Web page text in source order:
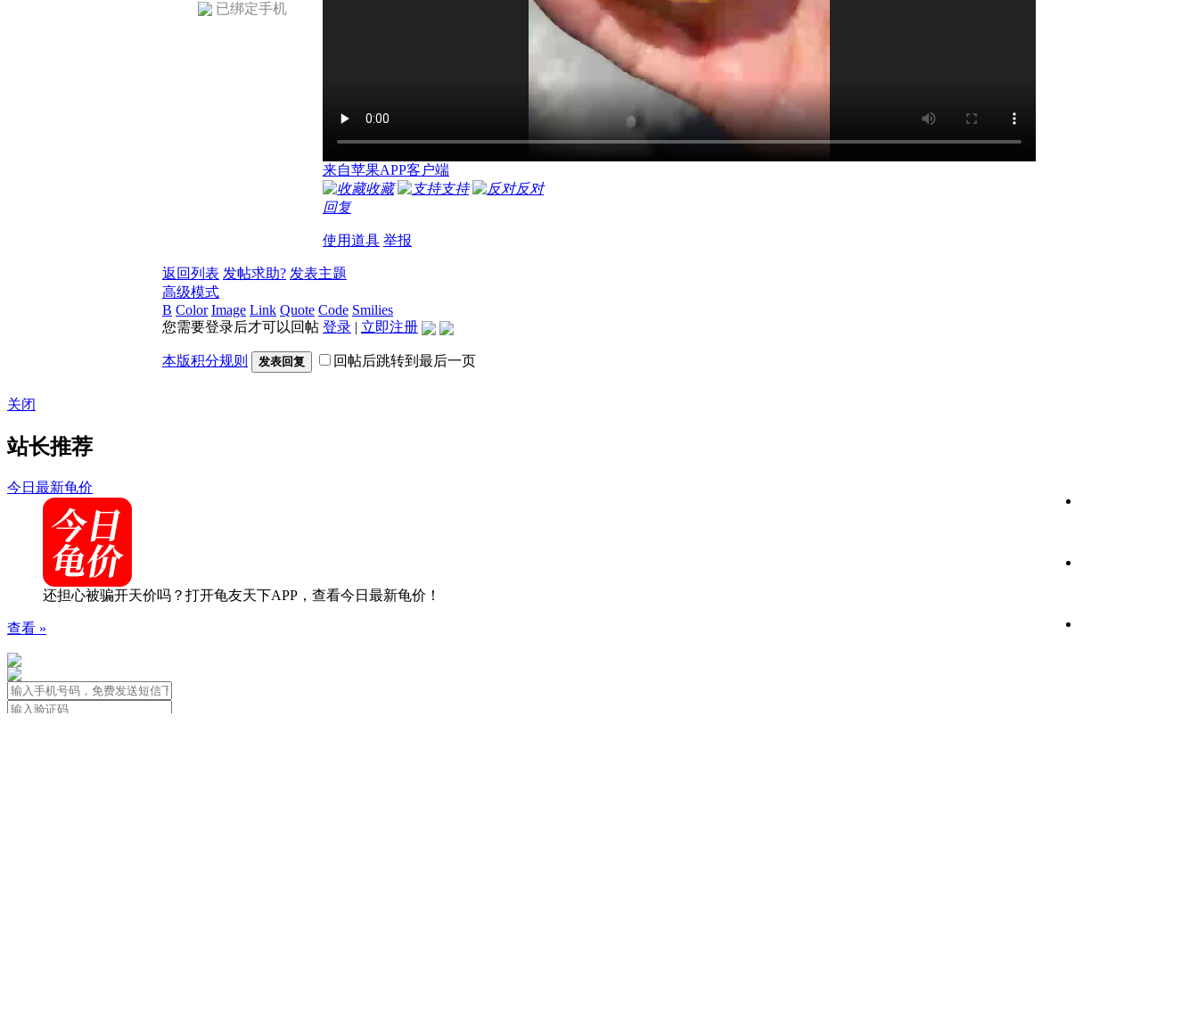
已绑定手机
来自苹果APP客户端
收藏
支持
反对
回复
使用道具 举报
返回列表 发帖求助? 发表主题
高级模式
B Color Image Link Quote Code Smilies
您需要登录后才可以回帖 登录 | 立即注册
本版积分规则 发表回复 回帖后跳转到最后一页
关闭
站长推荐
今日最新龟价
还担心被骗开天价吗？打开龟友天下APP，查看今日最新龟价！
查看 »